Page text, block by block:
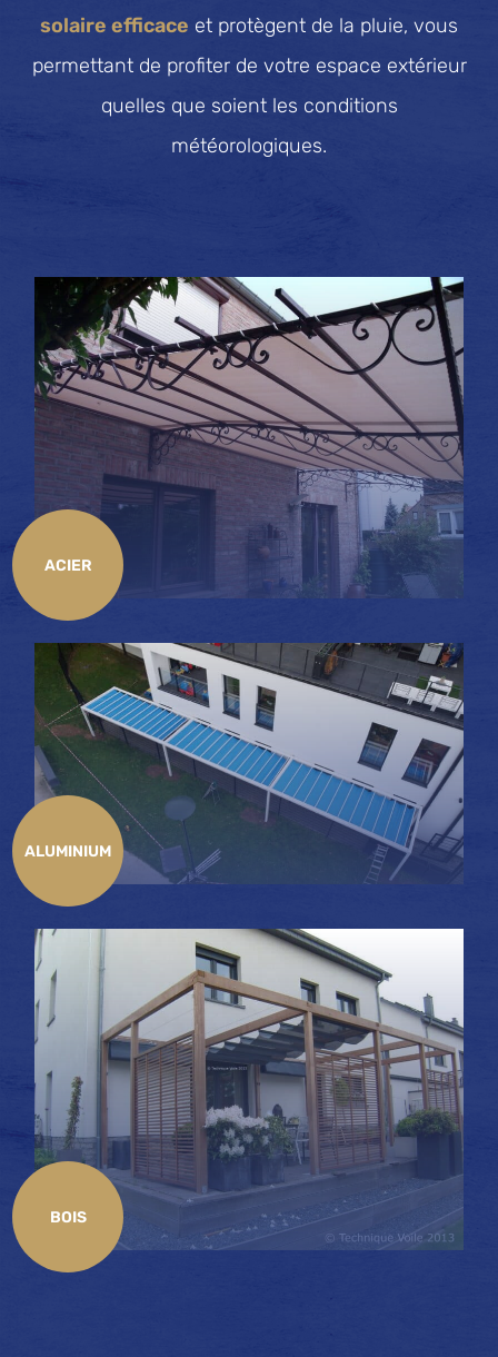
solaire efficace et protègent de la pluie, vous
permettant de profiter de votre espace extérieur
quelles que soient les conditions
météorologiques.
ACIER
ALUMINIUM
BOIS